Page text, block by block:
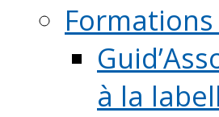
Formations
à la